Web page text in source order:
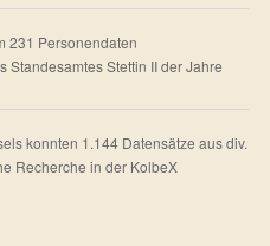
231 Personendaten
Stettin II der Jahre
konnten 1.144 Datensätze aus div.
Recherche in der KolbeX